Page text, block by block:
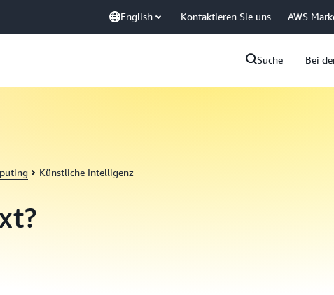
English Kontaktieren Sie uns AWS
Suche Bei
Künstliche Intelligenz